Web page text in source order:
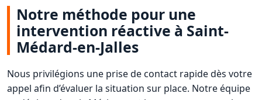
Notre méthode pour une
intervention réactive à Saint-
Médard-en-Jalles
Nous privilégions une prise de contact rapide dès votre
appel afin d’évaluer la situation sur place. Notre équipe